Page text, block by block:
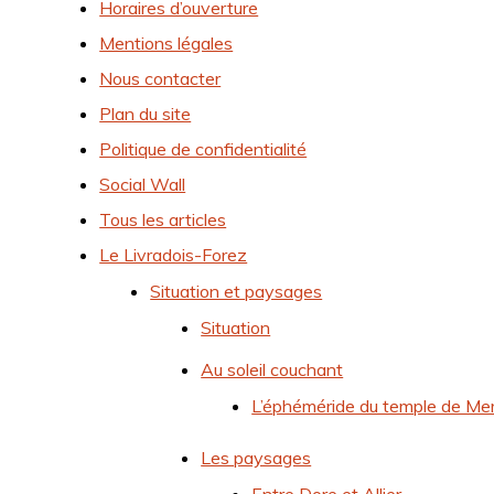
Horaires d’ouverture
Mentions légales
Nous contacter
Plan du site
Politique de confidentialité
Social Wall
Tous les articles
Le Livradois-Forez
Situation et paysages
Situation
Au soleil couchant
L’éphéméride du temple de
Les paysages